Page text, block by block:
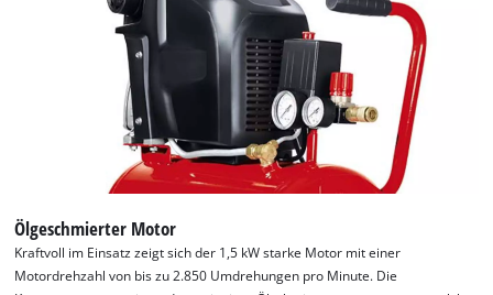
Ölgeschmierter Motor
Kraftvoll im Einsatz zeigt sich der 1,5 kW starke Motor mit einer
Motordrehzahl von bis zu 2.850 Umdrehungen pro Minute. Die